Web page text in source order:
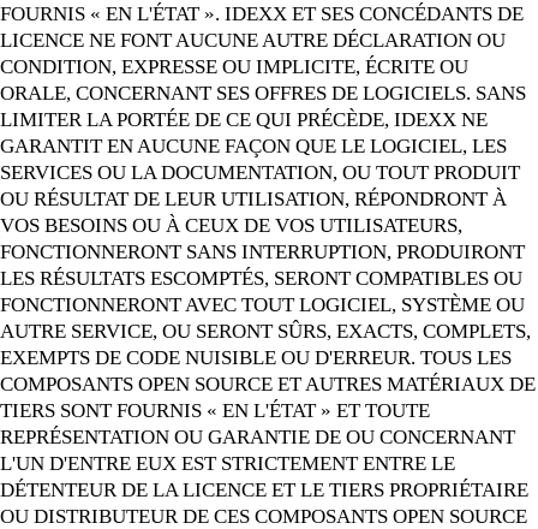
FOURNIS « EN L'ÉTAT ». IDEXX ET SES CONCÉDANTS DE
LICENCE NE FONT AUCUNE AUTRE DÉCLARATION OU
CONDITION, EXPRESSE OU IMPLICITE, ÉCRITE OU
ORALE, CONCERNANT SES OFFRES DE LOGICIELS. SANS
LIMITER LA PORTÉE DE CE QUI PRÉCÈDE, IDEXX NE
GARANTIT EN AUCUNE FAÇON QUE LE LOGICIEL, LES
SERVICES OU LA DOCUMENTATION, OU TOUT PRODUIT
OU RÉSULTAT DE LEUR UTILISATION, RÉPONDRONT À
VOS BESOINS OU À CEUX DE VOS UTILISATEURS,
FONCTIONNERONT SANS INTERRUPTION, PRODUIRONT
LES RÉSULTATS ESCOMPTÉS, SERONT COMPATIBLES OU
FONCTIONNERONT AVEC TOUT LOGICIEL, SYSTÈME OU
AUTRE SERVICE, OU SERONT SÛRS, EXACTS, COMPLETS,
EXEMPTS DE CODE NUISIBLE OU D'ERREUR. TOUS LES
COMPOSANTS OPEN SOURCE ET AUTRES MATÉRIAUX DE
TIERS SONT FOURNIS « EN L'ÉTAT » ET TOUTE
REPRÉSENTATION OU GARANTIE DE OU CONCERNANT
L'UN D'ENTRE EUX EST STRICTEMENT ENTRE LE
DÉTENTEUR DE LA LICENCE ET LE TIERS PROPRIÉTAIRE
OU DISTRIBUTEUR DE CES COMPOSANTS OPEN SOURCE